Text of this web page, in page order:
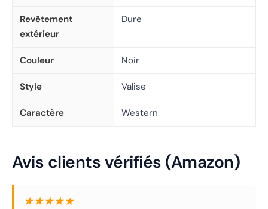
Revêtement
extérieur
Dure
Couleur Noir
Style Valise
Caractère Western
Avis clients vérifiés (Amazon)
★★★★★